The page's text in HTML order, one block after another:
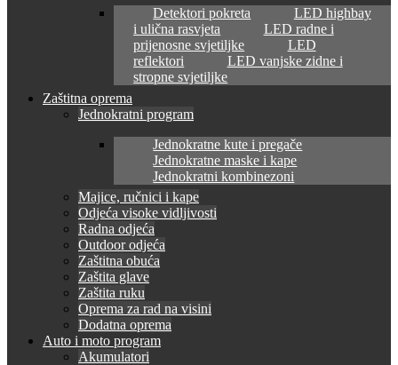
Detektori pokreta
LED highbay
i ulična rasvjeta
LED radne i
prijenosne svjetiljke
LED
reflektori
LED vanjske zidne i
stropne svjetiljke
Zaštitna oprema
Jednokratni program
Jednokratne kute i pregače
Jednokratne maske i kape
Jednokratni kombinezoni
Majice, ručnici i kape
Odjeća visoke vidljivosti
Radna odjeća
Outdoor odjeća
Zaštitna obuća
Zaštita glave
Zaštita ruku
Oprema za rad na visini
Dodatna oprema
Auto i moto program
Akumulatori